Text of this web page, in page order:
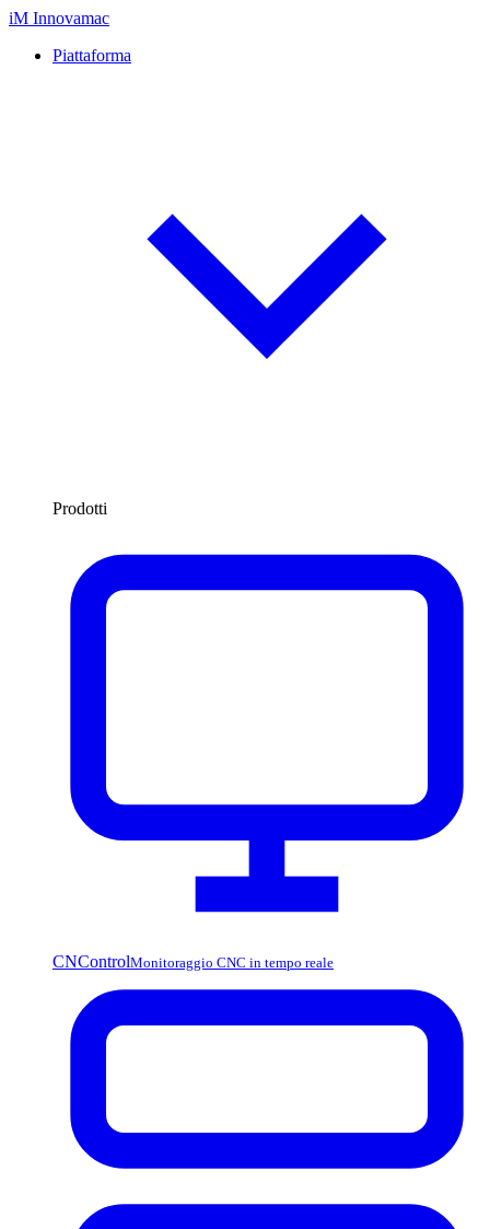
iM Innovamac
Piattaforma
Prodotti
CNControlMonitoraggio CNC in tempo reale